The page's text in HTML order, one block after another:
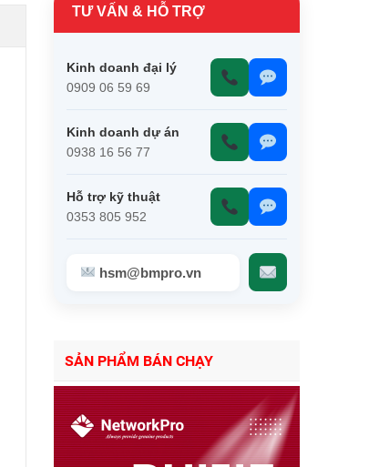
TƯ VẤN & HỖ TRỢ
Kinh doanh đại lý
0909 06 59 69
Kinh doanh dự án
0938 16 56 77
Hỗ trợ kỹ thuật
0353 805 952
hsm@bmpro.vn
SẢN PHẨM BÁN CHẠY